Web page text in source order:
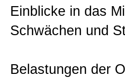
Schröpfen
Einblicke in das
Schwächen und
Belastungen der